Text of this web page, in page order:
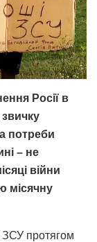
Росії в
потреби
– не
війни
місячну
ЗСУ протягом